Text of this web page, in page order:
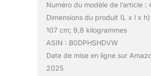
Numéro du modèle de l’article :
Dimensions du produit (L x l x
107 cm; 9,8 kilogrammes
ASIN : B0DPHSHDVW
Date de mise en ligne sur
2025